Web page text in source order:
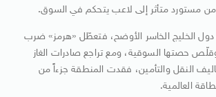
من مستورد متأثر إلى لاعب يتحكم في السوق.
دول الخليج الخاسر الأوضح، فتعطّل «هرمز» ضرب
حصتها السوقية، ومع تراجع صادرات الغاز
النقل والتأمين، فقدت المنطقة جزءاً من
العالمية.